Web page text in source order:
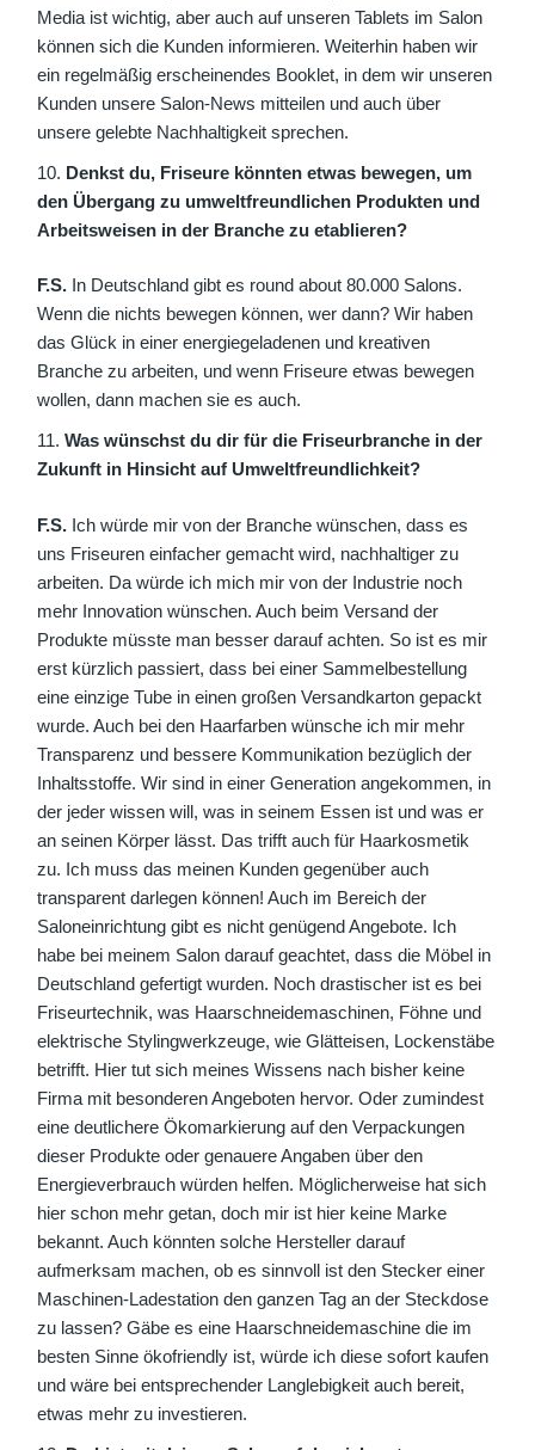
Media ist wichtig, aber auch auf unseren Tablets im Salon
können sich die Kunden informieren. Weiterhin haben wir
ein regelmäßig erscheinendes Booklet, in dem wir unseren
Kunden unsere Salon-News mitteilen und auch über
unsere gelebte Nachhaltigkeit sprechen.
Denkst du, Friseure könnten etwas bewegen, um
den Übergang zu umweltfreundlichen Produkten und
Arbeitsweisen in der Branche zu etablieren?
F.S. In Deutschland gibt es round about 80.000 Salons.
Wenn die nichts bewegen können, wer dann? Wir haben
das Glück in einer energiegeladenen und kreativen
Branche zu arbeiten, und wenn Friseure etwas bewegen
wollen, dann machen sie es auch.
Was wünschst du dir für die Friseurbranche in der
Zukunft in Hinsicht auf Umweltfreundlichkeit?
F.S. Ich würde mir von der Branche wünschen, dass es
uns Friseuren einfacher gemacht wird, nachhaltiger zu
arbeiten. Da würde ich mich mir von der Industrie noch
mehr Innovation wünschen. Auch beim Versand der
Produkte müsste man besser darauf achten. So ist es mir
erst kürzlich passiert, dass bei einer Sammelbestellung
eine einzige Tube in einen großen Versandkarton gepackt
wurde. Auch bei den Haarfarben wünsche ich mir mehr
Transparenz und bessere Kommunikation bezüglich der
Inhaltsstoffe. Wir sind in einer Generation angekommen, in
der jeder wissen will, was in seinem Essen ist und was er
an seinen Körper lässt. Das trifft auch für Haarkosmetik
zu. Ich muss das meinen Kunden gegenüber auch
transparent darlegen können! Auch im Bereich der
Saloneinrichtung gibt es nicht genügend Angebote. Ich
habe bei meinem Salon darauf geachtet, dass die Möbel in
Deutschland gefertigt wurden. Noch drastischer ist es bei
Friseurtechnik, was Haarschneidemaschinen, Föhne und
elektrische Stylingwerkzeuge, wie Glätteisen, Lockenstäbe
betrifft. Hier tut sich meines Wissens nach bisher keine
Firma mit besonderen Angeboten hervor. Oder zumindest
eine deutlichere Ökomarkierung auf den Verpackungen
dieser Produkte oder genauere Angaben über den
Energieverbrauch würden helfen. Möglicherweise hat sich
hier schon mehr getan, doch mir ist hier keine Marke
bekannt. Auch könnten solche Hersteller darauf
aufmerksam machen, ob es sinnvoll ist den Stecker einer
Maschinen-Ladestation den ganzen Tag an der Steckdose
zu lassen? Gäbe es eine Haarschneidemaschine die im
besten Sinne ökofriendly ist, würde ich diese sofort kaufen
und wäre bei entsprechender Langlebigkeit auch bereit,
etwas mehr zu investieren.